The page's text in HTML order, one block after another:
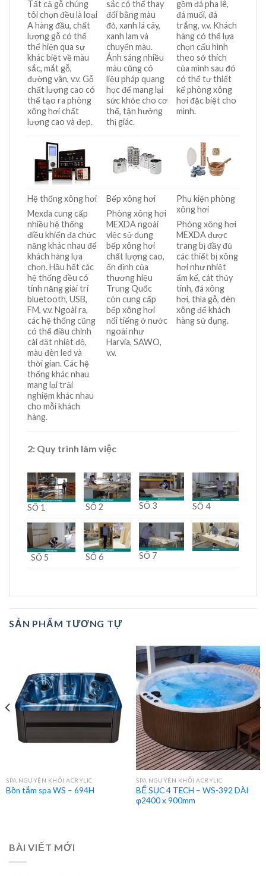
Tất cả gỗ chúng
tôi chọn đều là loại
A hàng đầu, chất
lượng gỗ có thể
thể hiện qua sự
khác biệt về màu
sắc, mắt gỗ,
đường vân, v.v. Gỗ
chất lượng cao có
thể tạo ra phòng
xông hơi chất
lượng cao và đẹp.
sắc có thể thay
đổi bằng màu
đỏ, xanh lá cây,
xanh lam và
chuyển màu.
Ánh sáng nhiều
màu cũng có
liệu pháp quang
học để mang lại
sức khỏe cho cơ
thể, tận hưởng
thị giác.
gồm đá pha lê,
đá muối, đá
trắng, v.v. Khách
hàng có thể lựa
chọn cấu hình
theo sở thích
của mình sau đó
có thể tự thiết
kế phòng xông
hơi đặc biệt cho
mình.
Hệ thống xông hơi
Mexda cung cấp
nhiều hệ thống
điều khiển đa chức
năng khác nhau để
khách hàng lựa
chọn. Hầu hết các
hệ thống đều có
tính năng giải trí
bluetooth, USB,
FM, v.v. Ngoài ra,
các hệ thống cũng
có thể điều chỉnh
cài đặt nhiệt độ,
màu đèn led và
thời gian. Các hệ
thống khác nhau
mang lại trải
nghiệm khác nhau
cho mỗi khách
hàng.
Bếp xông hơi
Phòng xông hơi
MEXDA ngoài
việc sử dụng
bếp xông hơi
chất lượng cao,
ổn định của
thương hiệu
Trung Quốc
còn cung cấp
bếp xông hơi
nổi tiếng ở nước
ngoài như
Harvia, SAWO,
v.v.
Phụ kiện phòng
xông hơi
Phòng xông hơi
MEXDA được
trang bị đầy đủ
các thiết bị xông
hơi như nhiệt
ẩm kế, cát thủy
tinh, đá xông
hơi, thìa gỗ, đèn
xông để khách
hàng sử dụng.
2: Quy trình làm việc
SỐ 1 SỐ 2 SỐ 3 SỐ 4
SỐ 5 SỐ 6 SỐ 7
SẢN PHẨM TƯƠNG TỰ
SPA NGUYÊN KHỐI ACRYLIC
Bồn tắm spa WS – 694H
SPA NGUYÊN KHỐI ACRYLIC
BỂ SỤC 4 TECH – WS-392 DÀI
φ2400 x 900mm
BÀI VIẾT MỚI